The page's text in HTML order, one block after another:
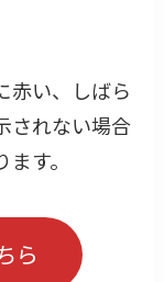
赤い、しばら
されない場合
す。
ら